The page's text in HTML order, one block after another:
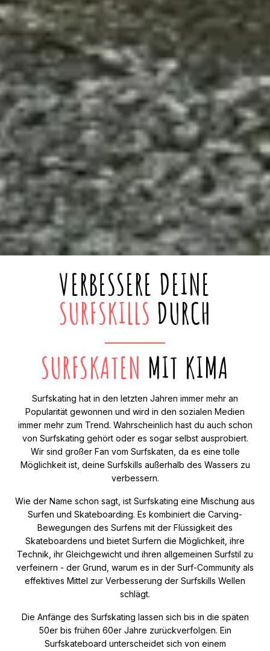
VERBESSERE DEINE
SURFSKILLS DURCH
SURFSKATEN MIT KIMA
Surfskating hat in den letzten Jahren immer mehr an
Popularität gewonnen und wird in den sozialen Medien
immer mehr zum Trend. Wahrscheinlich hast du auch schon
von Surfskating gehört oder es sogar selbst ausprobiert.
Wir sind großer Fan vom Surfskaten, da es eine tolle
Möglichkeit ist, deine Surfskills außerhalb des Wassers zu
verbessern.
Wie der Name schon sagt, ist Surfskating eine Mischung aus
Surfen und Skateboarding. Es kombiniert die Carving-
Bewegungen des Surfens mit der Flüssigkeit des
Skateboardens und bietet Surfern die Möglichkeit, ihre
Technik, ihr Gleichgewicht und ihren allgemeinen Surfstil zu
verfeinern - der Grund, warum es in der Surf-Community als
effektives Mittel zur Verbesserung der Surfskills Wellen
schlägt.
Die Anfänge des Surfskating lassen sich bis in die späten
50er bis frühen 60er Jahre zurückverfolgen. Ein
Surfskateboard unterscheidet sich von einem